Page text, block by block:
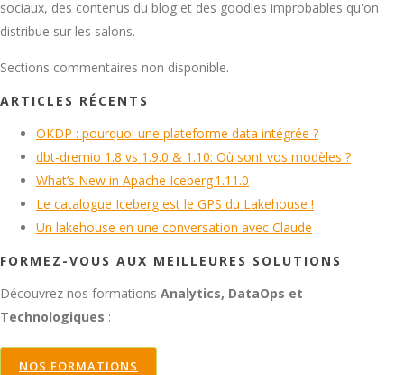
sociaux, des contenus du blog et des goodies improbables qu'on
distribue sur les salons.
Sections commentaires non disponible.
ARTICLES RÉCENTS
OKDP : pourquoi une plateforme data intégrée ?
dbt-dremio 1.8 vs 1.9.0 & 1.10: Où sont vos modèles ?
What’s New in Apache Iceberg 1.11.0
Le catalogue Iceberg est le GPS du Lakehouse !
Un lakehouse en une conversation avec Claude
FORMEZ-VOUS AUX MEILLEURES SOLUTIONS
Découvrez nos formations Analytics, DataOps et
Technologiques :
NOS FORMATIONS